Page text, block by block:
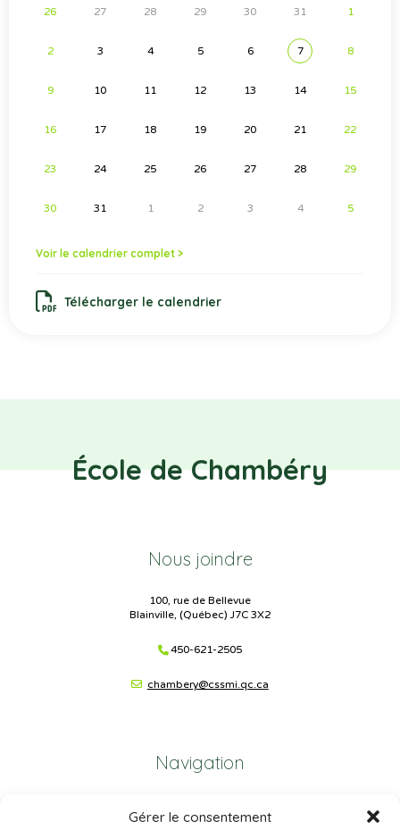
Gérer le consentement
26 27 28 29 30 31 1
2 3 4 5 6 7 8
9 10 11 12 13 14 15
16 17 18 19 20 21 22
23 24 25 26 27 28 29
30 31 1 2 3 4 5
Voir le calendrier complet >
Télécharger le calendrier
École de Chambéry
Nous joindre
100, rue de Bellevue
Blainville, (Québec) J7C 3X2
450-621-2505
chambery@cssmi.qc.ca
Navigation